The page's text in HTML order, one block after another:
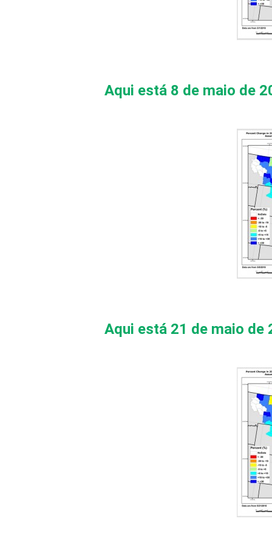
Aqui está 8 de maio de
Aqui está 21 de maio de